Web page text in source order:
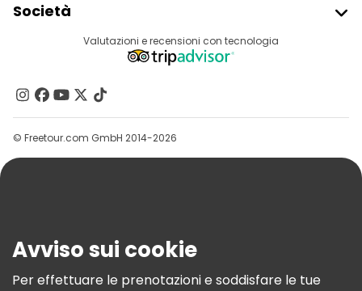
Tour gratuiti nelle vicinanze Tower of London
Tour gratuiti nelle vicinanze Westminster Abbey
Accesso Del Fornitore
Programma Di Affiliazione
Società
Destinazioni
Contattaci
Gruppi
Aiuto
Termini E Condizioni
Informativa Sui Cookie
Valutazioni e recensioni con tecnologia
© Freetour.com GmbH 2014-2026
Avviso sui cookie
Per effettuare le prenotazioni e soddisfare le tue